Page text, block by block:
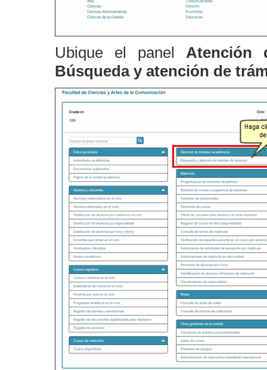
Ubique el panel Atención
Búsqueda y atención de